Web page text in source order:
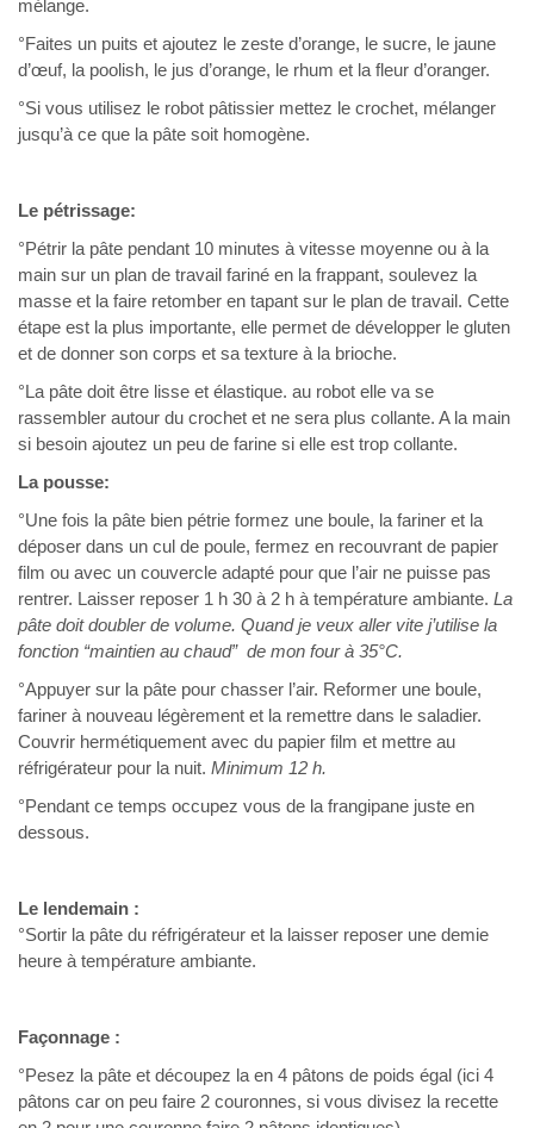
mélange.
°Faites un puits et ajoutez le zeste d’orange, le sucre, le jaune
d’œuf, la poolish, le jus d’orange, le rhum et la fleur d’oranger.
°Si vous utilisez le robot pâtissier mettez le crochet, mélanger
jusqu’à ce que la pâte soit homogène.
Le pétrissage:
°Pétrir la pâte pendant 10 minutes à vitesse moyenne ou à la
main sur un plan de travail fariné en la frappant, soulevez la
masse et la faire retomber en tapant sur le plan de travail. Cette
étape est la plus importante, elle permet de développer le gluten
et de donner son corps et sa texture à la brioche.
°La pâte doit être lisse et élastique. au robot elle va se
rassembler autour du crochet et ne sera plus collante. A la main
si besoin ajoutez un peu de farine si elle est trop collante.
La pousse:
°Une fois la pâte bien pétrie formez une boule, la fariner et la
déposer dans un cul de poule, fermez en recouvrant de papier
film ou avec un couvercle adapté pour que l’air ne puisse pas
rentrer. Laisser reposer 1 h 30 à 2 h à température ambiante. La
pâte doit doubler de volume. Quand je veux aller vite j’utilise la
fonction “maintien au chaud” de mon four à 35°C.
°Appuyer sur la pâte pour chasser l’air. Reformer une boule,
fariner à nouveau légèrement et la remettre dans le saladier.
Couvrir hermétiquement avec du papier film et mettre au
réfrigérateur pour la nuit. Minimum 12 h.
°Pendant ce temps occupez vous de la frangipane juste en
dessous.
Le lendemain :
°Sortir la pâte du réfrigérateur et la laisser reposer une demie
heure à température ambiante.
Façonnage :
°Pesez la pâte et découpez la en 4 pâtons de poids égal (ici 4
pâtons car on peu faire 2 couronnes, si vous divisez la recette